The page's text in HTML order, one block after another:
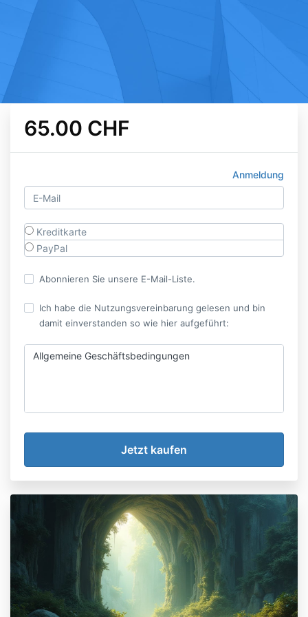
65.00 CHF
Anmeldung
Kreditkarte
PayPal
Abonnieren Sie unsere E-Mail-Liste.
Ich habe die Nutzungsvereinbarung gelesen und bin
damit einverstanden so wie hier aufgeführt:
Allgemeine Geschäftsbedingungen
Lesen Sie bitte diese allgemeinen
Geschäftsbedingungen sehr genau durch, bevor Sie
diese Website benutzen und eines unserer Online-
Produkte kaufen.
Anouk Claes verkauft über das Internet verschiedene
Online-Produkte. Diese Online-Produkte bestehen
aus verschiedenen Weiterbildungsangeboten, der
Online-Teilnahme an magischen Kreisen in Form eines